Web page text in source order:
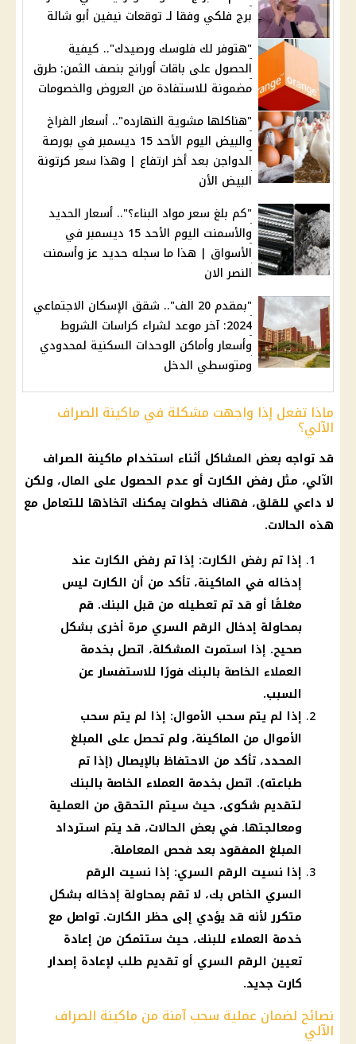
برج فلكي وفقا لـ توقعات نيفين أبو شالة
"هتوفر لك فلوسك ورصيدك".. كيفية
الحصول على باقات أورانج بنصف الثمن: طرق
مضمونة للاستفادة من العروض والخصومات
"هناكلها مشوية النهارده".. أسعار الفراخ
والبيض اليوم الأحد 15 ديسمبر في بورصة
الدواجن بعد أخر ارتفاع | وهذا سعر كرتونة
البيض الأن
"كم بلغ سعر مواد البناء؟".. أسعار الحديد
والأسمنت اليوم الأحد 15 ديسمبر في
الأسواق | هذا ما سجله حديد عز وأسمنت
النصر الان
"بمقدم 20 الف".. شقق الإسكان الاجتماعي
2024: آخر موعد لشراء كراسات الشروط
وأسعار وأماكن الوحدات السكنية لمحدودي
ومتوسطي الدخل
ماذا تفعل إذا واجهت مشكلة في ماكينة الصراف
الآلي؟
قد تواجه بعض المشاكل أثناء استخدام ماكينة الصراف
الآلي، مثل رفض الكارت أو عدم الحصول على المال، ولكن
لا داعي للقلق، فهناك خطوات يمكنك اتخاذها للتعامل مع
هذه الحالات.
إذا تم رفض الكارت: إذا تم رفض الكارت عند
إدخاله في الماكينة، تأكد من أن الكارت ليس
مغلقًا أو قد تم تعطيله من قبل البنك. قم
بمحاولة إدخال الرقم السري مرة أخرى بشكل
صحيح. إذا استمرت المشكلة، اتصل بخدمة
العملاء الخاصة بالبنك فورًا للاستفسار عن
السبب.
إذا لم يتم سحب الأموال: إذا لم يتم سحب
الأموال من الماكينة، ولم تحصل على المبلغ
المحدد، تأكد من الاحتفاظ بالإيصال (إذا تم
طباعته). اتصل بخدمة العملاء الخاصة بالبنك
لتقديم شكوى، حيث سيتم التحقق من العملية
ومعالجتها. في بعض الحالات، قد يتم استرداد
المبلغ المفقود بعد فحص المعاملة.
إذا نسيت الرقم السري: إذا نسيت الرقم
السري الخاص بك، لا تقم بمحاولة إدخاله بشكل
متكرر لأنه قد يؤدي إلى حظر الكارت. تواصل مع
خدمة العملاء للبنك، حيث ستتمكن من إعادة
تعيين الرقم السري أو تقديم طلب لإعادة إصدار
كارت جديد.
نصائح لضمان عملية سحب آمنة من ماكينة الصراف
الآلي